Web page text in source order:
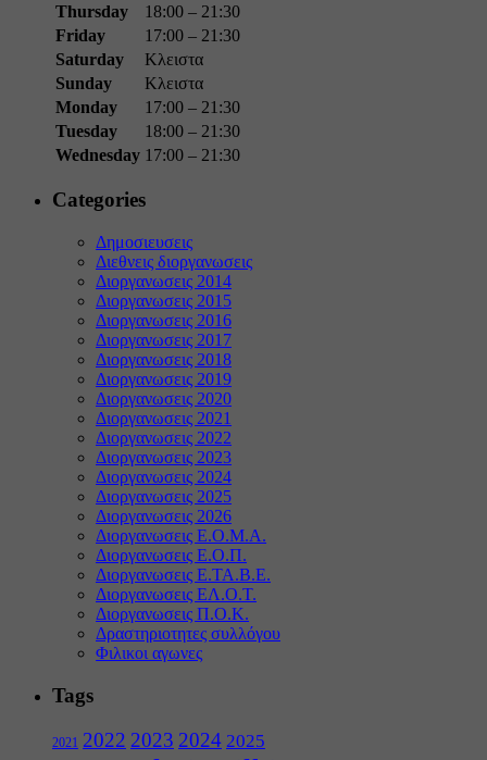
Thursday
18:00 – 21:30
Friday
17:00 – 21:30
Saturday
Κλειστα
Sunday
Κλειστα
Monday
17:00 – 21:30
Tuesday
18:00 – 21:30
Wednesday 17:00 – 21:30
Categories
Δημοσιευσεις
Διεθνεις διοργανωσεις
Διοργανωσεις 2014
Διοργανωσεις 2015
Διοργανωσεις 2016
Διοργανωσεις 2017
Διοργανωσεις 2018
Διοργανωσεις 2019
Διοργανωσεις 2020
Διοργανωσεις 2021
Διοργανωσεις 2022
Διοργανωσεις 2023
Διοργανωσεις 2024
Διοργανωσεις 2025
Διοργανωσεις 2026
Διοργανωσεις Ε.Ο.Μ.Α.
Διοργανωσεις Ε.Ο.Π.
Διοργανωσεις Ε.ΤΑ.Β.Ε.
Διοργανωσεις ΕΛ.Ο.Τ.
Διοργανωσεις Π.Ο.Κ.
Δραστηριοτητες συλλόγου
Φιλικοι αγωνες
Tags
2021 2022 2023 2024 2025